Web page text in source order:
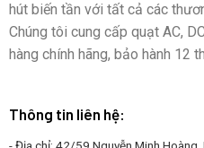
hút biến tần với tất cả các
Chúng tôi cung cấp quạt AC,
hàng chính hãng, bảo hành 12
Thông tin liên hệ: